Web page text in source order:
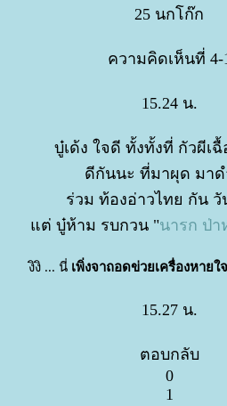
25 นกโก๊ก
ความคิดเห็นที่ 4-
15.24 น.
บู๋เด้ง ใจดี ทั้งทั้งที่ กัวผีเ
ดีกันนะ ที่มาผุด มา
ร่วม ท้องอ่าวไทย กัน
ต่ บู๋ห้าม รบกวน "นารก ป่า
งิงิ ... นี่ เพิ่งจาถอดข่วยเครื่องหายใจ
15.27 น.
ตอบกลับ
0
1